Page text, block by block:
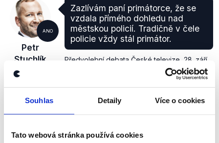
Souhlas Detaily Více o cookies
Tato webová stránka používá cookies
ANO
Petr
Stuchlík
Zazlívám paní primátorce, že se
vzdala přímého dohledu nad
městskou policií. Tradičně v čele
policie vždy stál primátor.
Předvolební debata České televize 28. září
primátor. V případě Adriany Krnáčové tomu tak není